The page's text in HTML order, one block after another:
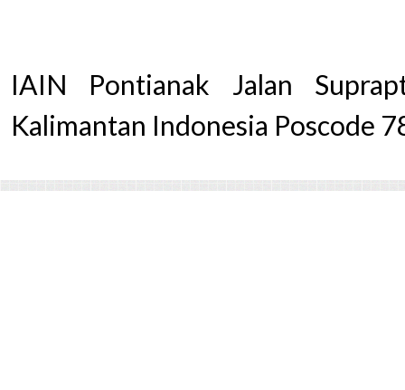
IAIN Pontianak Jalan
Kalimantan Indonesia Poscode